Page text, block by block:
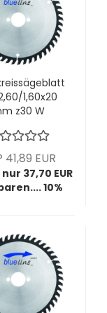
1,60x20
z30 W
41,89 EUR
37,70 EUR
10%